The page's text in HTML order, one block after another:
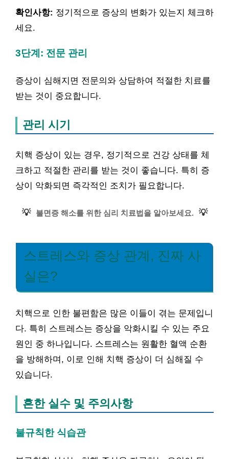
확인사항: 정기적으로 증상의 변화가 있는지 체크하
세요.
3단계: 전문 관리
증상이 심해지면 전문의와 상담하여 적절한 치료를
받는 것이 중요합니다.
관리 시기
치핵 증상이 있는 경우, 정기적으로 건강 상태를 체
크하고 적절한 관리를 받는 것이 좋습니다. 특히 증
상이 악화되면 즉각적인 조치가 필요합니다.
💡 불면증 해소를 위한 심리 치료법을 알아보세요. 💡
스트레스와 증상 관계, 진짜 사
실은?
치핵으로 인한 불편함은 많은 이들이 겪는 문제입니
다. 특히 스트레스는 증상을 악화시킬 수 있는 주요
원인 중 하나입니다. 스트레스는 원활한 혈액 순환
을 방해하며, 이로 인해 치핵 증상이 더 심해질 수
있습니다.
흔한 실수 및 주의사항
불규칙한 식습관